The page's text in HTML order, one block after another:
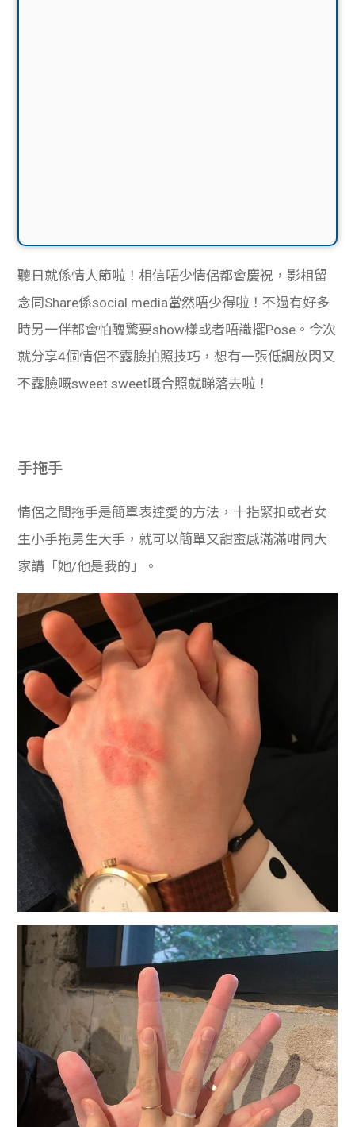
聽日就係情人節啦！相信唔少情侶都會慶祝，影相留
念同Share係social media當然唔少得啦！不過有好多
時另一伴都會怕醜驚要show樣或者唔識擺Pose。今次
就分享4個情侶不露臉拍照技巧，想有一張低調放閃又
不露臉嘅sweet sweet嘅合照就睇落去啦！
手拖手
情侶之間拖手是簡單表達愛的方法，十指緊扣或者女
生小手拖男生大手，就可以簡單又甜蜜感滿滿咁同大
家講「她/他是我的」。